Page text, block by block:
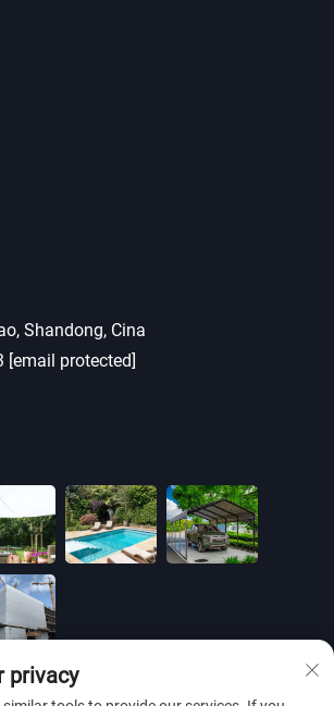
Shandong, Cina
[email protected]
privacy